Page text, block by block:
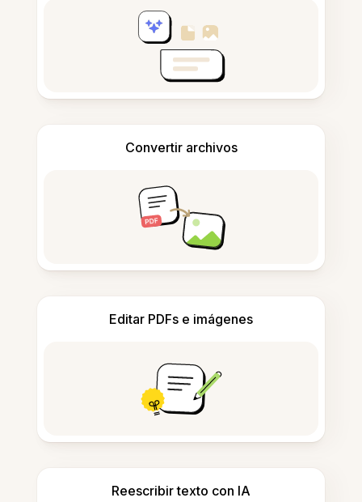
Convertir archivos
Editar PDFs e imágenes
Reescribir texto con IA